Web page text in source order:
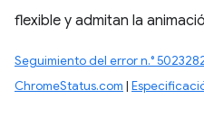
flexible y admitan la
Seguimiento del error n.°
ChromeStatus.com |